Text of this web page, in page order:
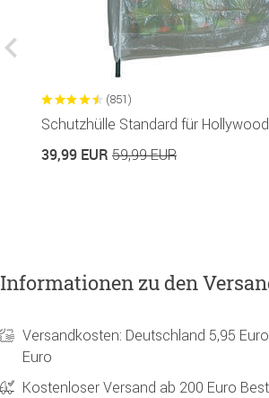
(851)
Schutzhülle Standard für
39,99 EUR 59,99 EUR
Informationen zu den
Versandkosten: Deutschland 5,95
Euro
Kostenloser Versand ab 200 Euro